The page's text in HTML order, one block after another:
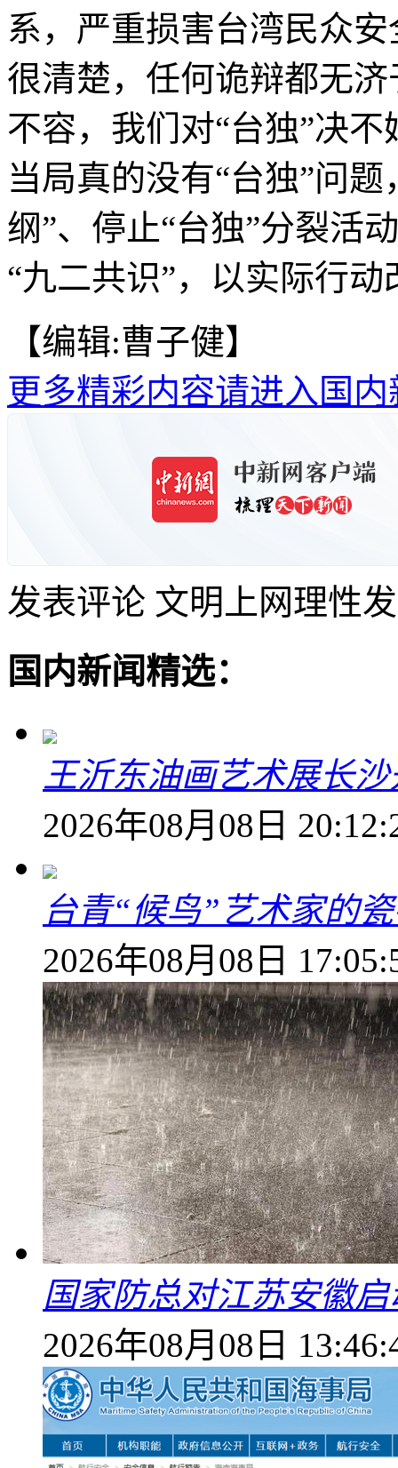
系，严重损害台湾民众
很清楚，任何诡辩都无
不容，我们对“台独”决
当局真的没有“台独”问
纲”、停止“台独”分裂活
“九二共识”，以实际行
【编辑:曹子健】
更多精彩内容请进入国内
发表评论 文明上网理性
国内新闻精选：
王沂东油画艺术展长
2026年08月08日
台青“候鸟”艺术家的
2026年08月08日
国家防总对江苏安徽
2026年08月08日